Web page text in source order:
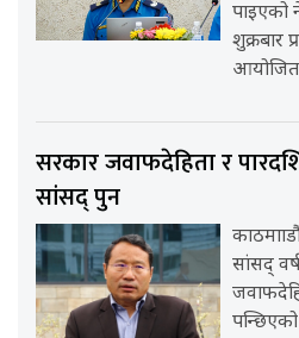
पाइएको
शुक्रबार
आयोजित
सरकार जवाफदेहिता र
सांसद् पुन
सांसद्